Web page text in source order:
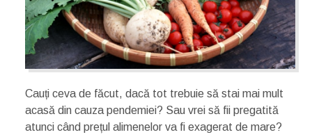
Cauți ceva de făcut, dacă tot trebuie să stai mai mult
acasă din cauza pendemiei? Sau vrei să fii pregatită
atunci când prețul alimenelor va fi exagerat de mare?